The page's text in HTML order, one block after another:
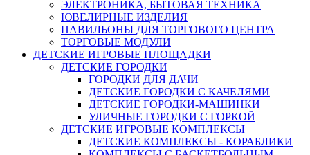
ЭЛЕКТРОНИКА, БЫТОВАЯ ТЕХНИКА
ЮВЕЛИРНЫЕ ИЗДЕЛИЯ
ПАВИЛЬОНЫ ДЛЯ ТОРГОВОГО ЦЕНТРА
ТОРГОВЫЕ МОДУЛИ
ДЕТСКИЕ ИГРОВЫЕ ПЛОЩАДКИ
ДЕТСКИЕ ГОРОДКИ
ГОРОДКИ ДЛЯ ДАЧИ
ДЕТСКИЕ ГОРОДКИ С КАЧЕЛЯМИ
ДЕТСКИЕ ГОРОДКИ-МАШИНКИ
УЛИЧНЫЕ ГОРОДКИ С ГОРКОЙ
ДЕТСКИЕ ИГРОВЫЕ КОМПЛЕКСЫ
ДЕТСКИЕ КОМПЛЕКСЫ - КОРАБЛИКИ